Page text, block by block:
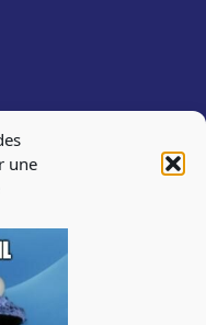
une
recevoir les infos